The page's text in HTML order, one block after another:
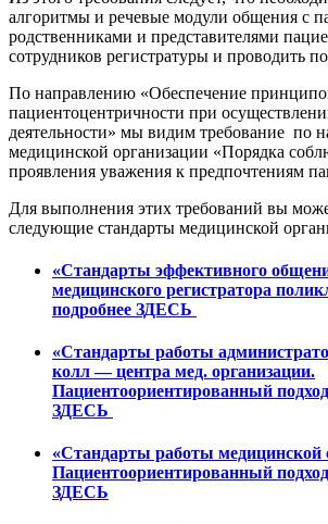
алгоритмы и речевые модули общения с
родственниками и представителями
сотрудников регистратуры и проводить
По направлению «Обеспечение
пациентоцентричности при
деятельности» мы видим требование по
медицинской организации «Порядка
проявления уважения к предпочтениям
Для выполнения этих требований вы
следующие стандарты медицинской
«Стандарты эффективного
медицинского регистратора
подробнее ЗДЕСЬ
«Стандарты работы
колл — центра мед. организации.
Пациентоориентированный
ЗДЕСЬ
«Стандарты работы медицинской
Пациентоориентированный
ЗДЕСЬ